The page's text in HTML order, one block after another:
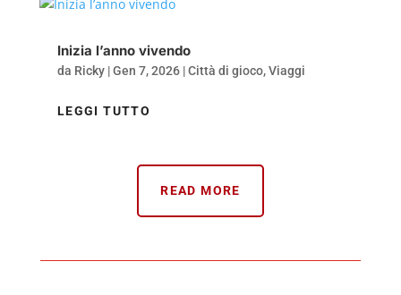
Inizia l’anno vivendo
da Ricky|Gen 7, 2026|Città di gioco,Viaggi
LEGGI TUTTO
READ MORE